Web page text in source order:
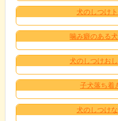
犬のしつけ
噛み癖のある
犬のしつけお
子犬落ち着
犬のしつけ